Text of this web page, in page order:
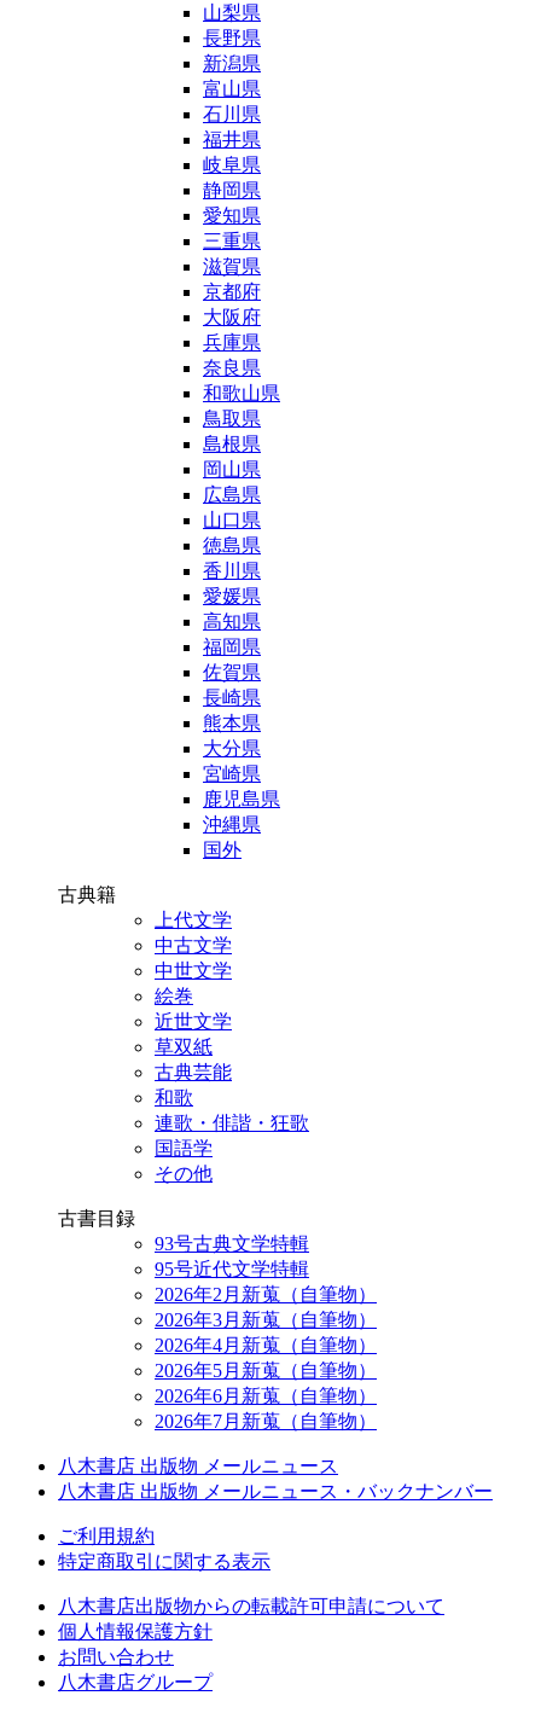
山梨県
長野県
新潟県
富山県
石川県
福井県
岐阜県
静岡県
愛知県
三重県
滋賀県
京都府
大阪府
兵庫県
奈良県
和歌山県
鳥取県
島根県
岡山県
広島県
山口県
徳島県
香川県
愛媛県
高知県
福岡県
佐賀県
長崎県
熊本県
大分県
宮崎県
鹿児島県
沖縄県
国外
古典籍
上代文学
中古文学
中世文学
絵巻
近世文学
草双紙
古典芸能
和歌
連歌・俳諧・狂歌
国語学
その他
古書目録
93号古典文学特輯
95号近代文学特輯
2026年2月新蒐（自筆物）
2026年3月新蒐（自筆物）
2026年4月新蒐（自筆物）
2026年5月新蒐（自筆物）
2026年6月新蒐（自筆物）
2026年7月新蒐（自筆物）
八木書店 出版物 メールニュース
八木書店 出版物 メールニュース・バックナンバー
ご利用規約
特定商取引に関する表示
八木書店出版物からの転載許可申請について
個人情報保護方針
お問い合わせ
八木書店グループ